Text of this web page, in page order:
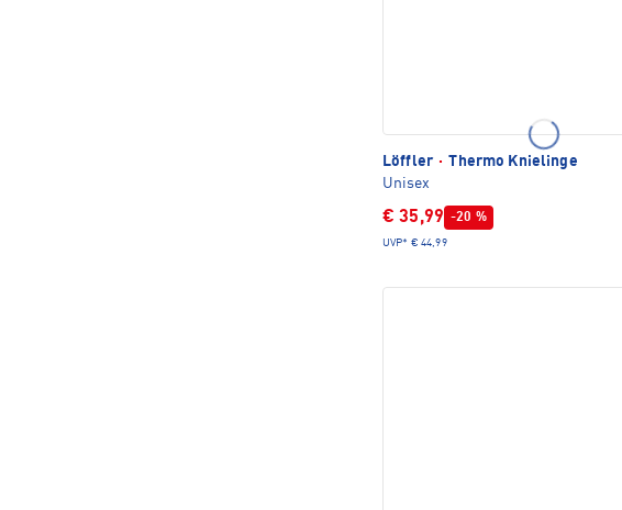
Löffler · Thermo Knielinge
Unisex
€ 35,99 -20 %
UVP* € 44,99